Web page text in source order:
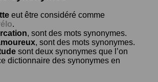
eut être considéré comme
.
, sont des mots synonymes.
, sont des mots synonymes.
sont deux synonymes que l’on
dictionnaire des synonymes en